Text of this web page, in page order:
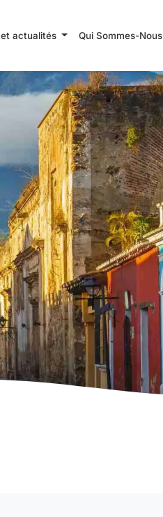
et actualités Qui Sommes-Nous
Rechercher